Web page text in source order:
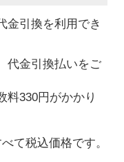
金引換を利用でき
代金引換払いをご
330円がかかり
て税込価格です。